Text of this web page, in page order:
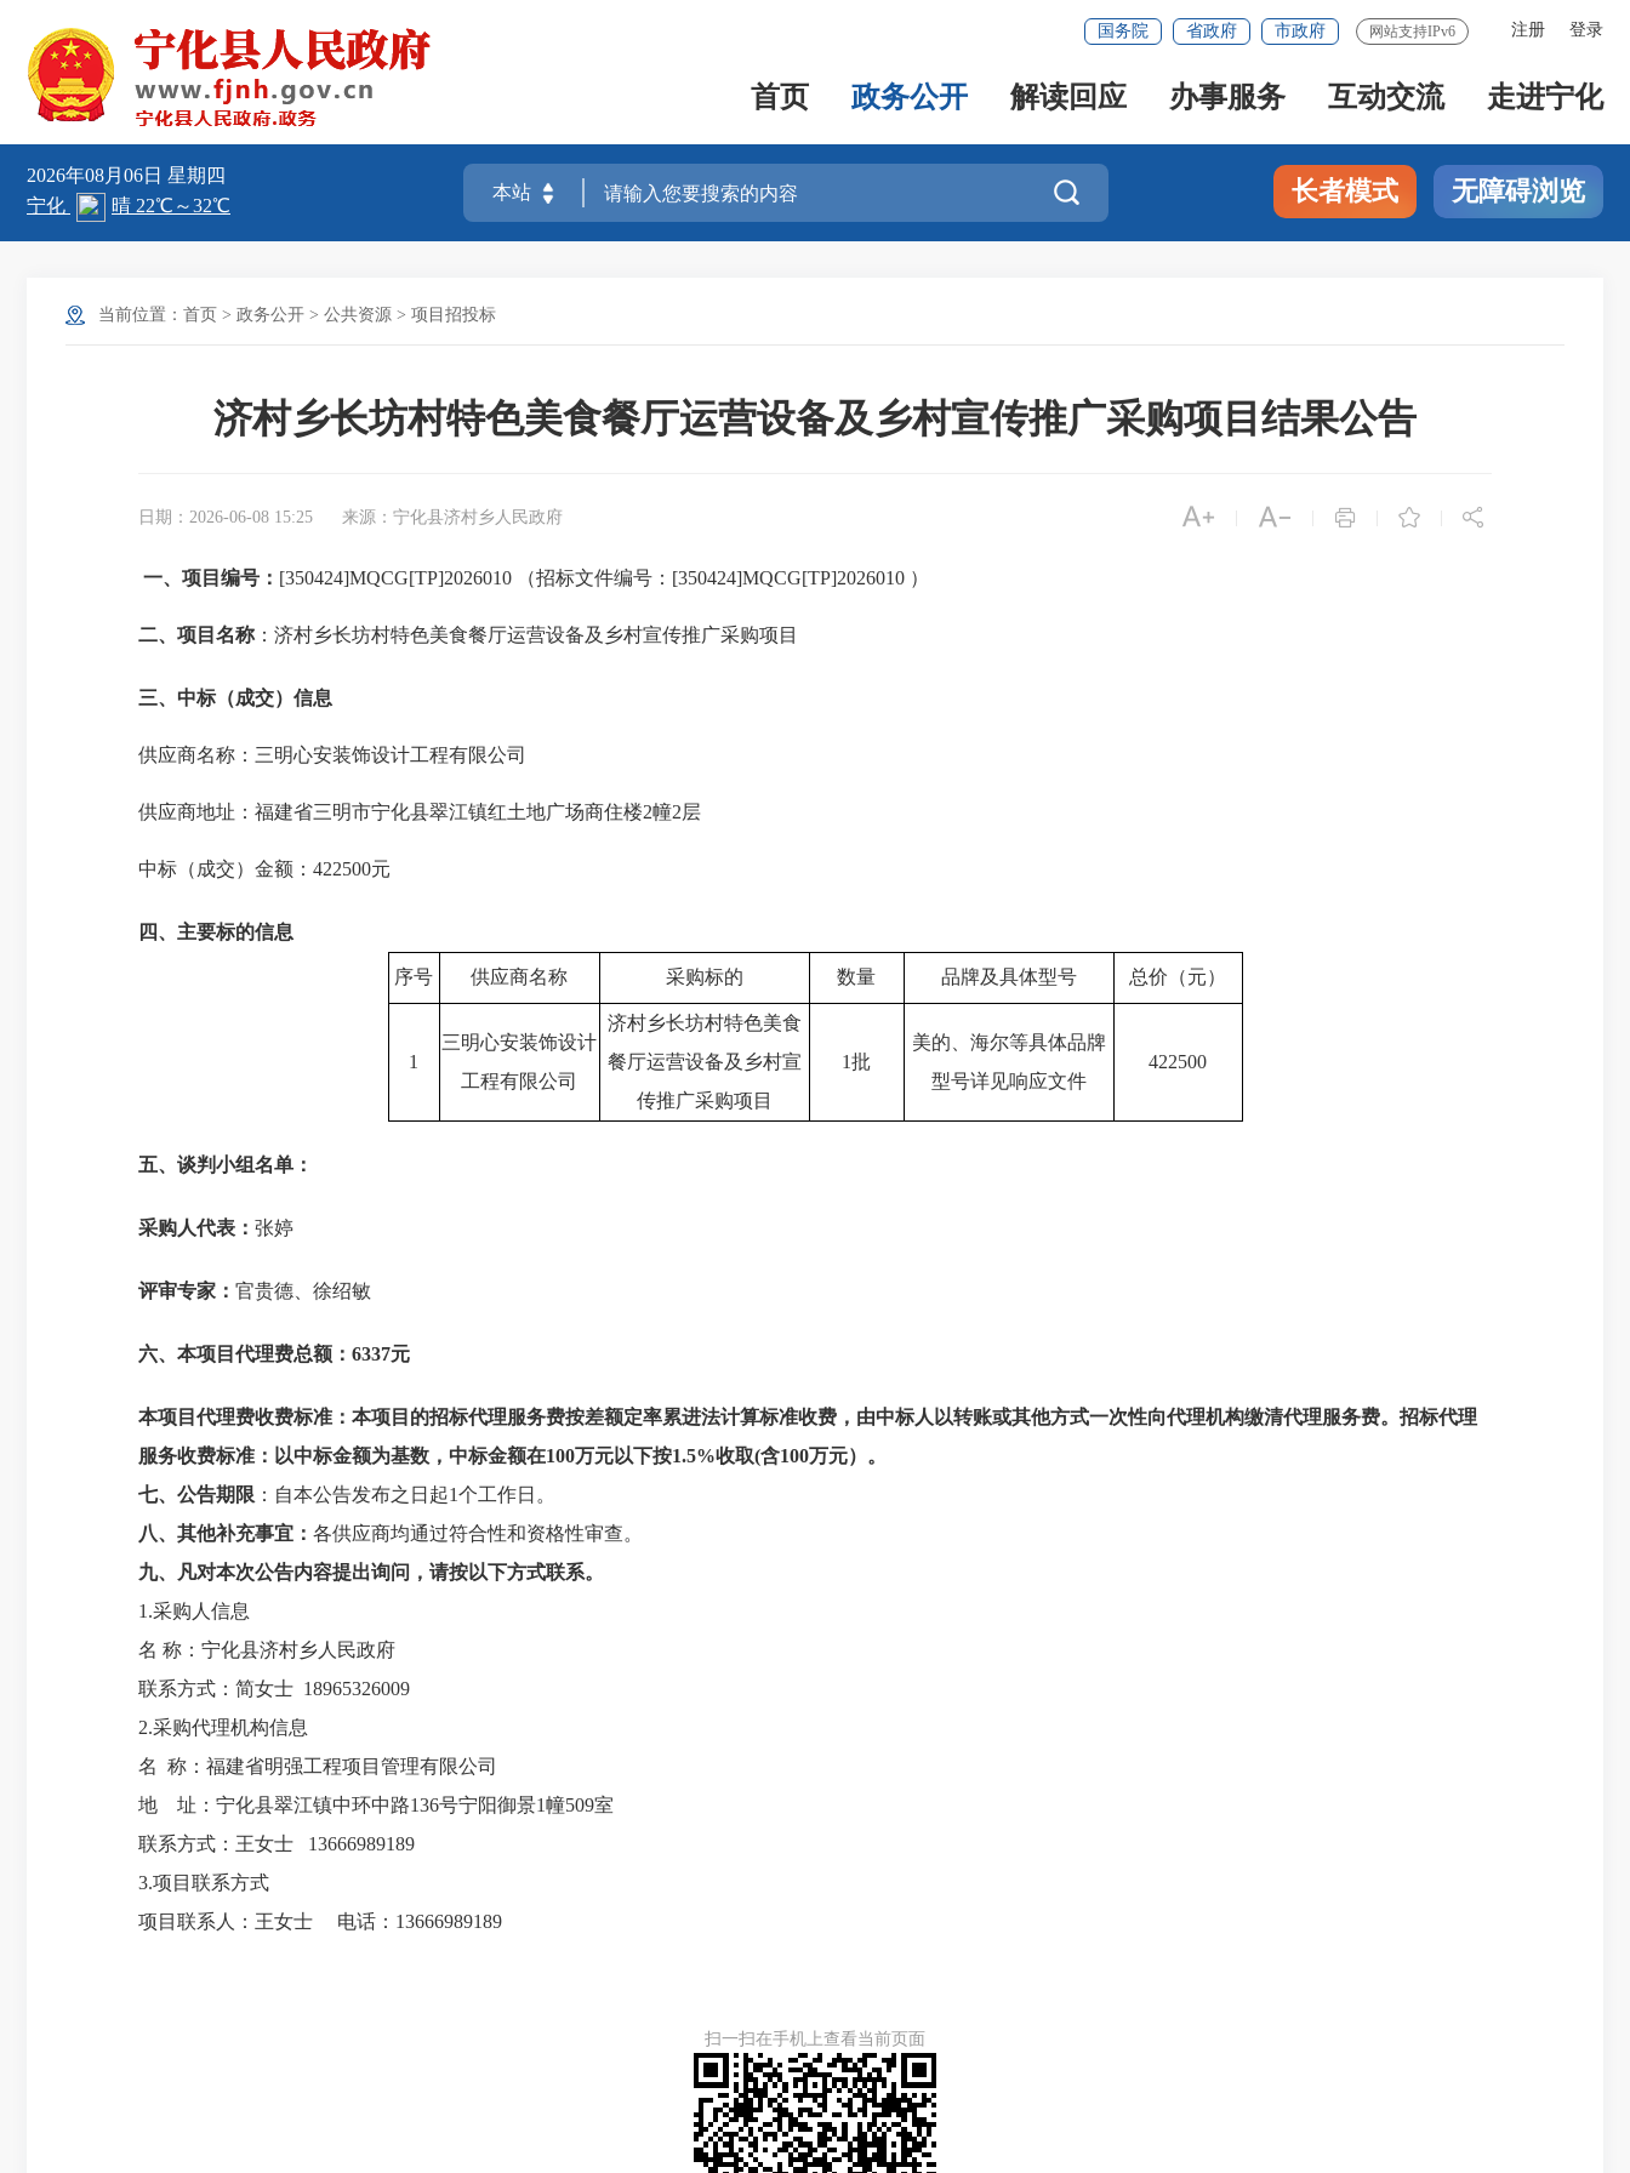
注册 登录
国务院 省政府 市政府 网站支持IPv6
首页 政务公开 解读回应 办事服务 互动交流 走进宁化
2026年08月06日 星期四
 长者模式 无障碍浏览
当前位置： 首页 > 政务公开 > 公共资源 > 项目招投标
济村乡长坊村特色美食餐厅运营设备及乡村宣传推广采购项目结果公告
日期：2026-06-08 15:25 来源：宁化县济村乡人民政府     
一、 项目编号 ： [350424]MQCG[TP]2026010 （招标文件编号 ： [350424]MQCG[TP]2026010 ）
二、 项目名称 ： 济村乡长坊村特色美食餐厅运营设备及乡村宣传推广采购项目
三、中标（成交）信息
供应商名称 ： 三明心安装饰设计工程有限公司
供应商地址：福建省三明市宁化县翠江镇红土地广场商住楼2幢2层
中标（ 成交）金额： 422500元
四、主要标的信息
序号 供应商名称 采购标的 数量 品牌及具体型号 总价（元）
1
三明心安装饰设计
工程有限公司
济村乡长坊村特色美食
餐厅运营设备及乡村宣
传推广采购项目
1批
美的、海尔等具体品牌
型号详见响应文件
422500
五、 谈判小组名单：
采购人代表： 张婷
评审专家： 官贵德、徐绍敏
六、 本项目代理费总额 ： 6337元
本项目代理费收费标准： 本项目的招标代理服务费按差额定率累进法计算标准收费，由中标人以转账或其他方式一次性向代理机构缴清代理服务费。招标代理
服务收费标准：以中标金额为基数，中标金额在100万元以下按1.5%收取(含100万元） 。
七、 公告期限 ：自本公告发布之日起1个工作日。
八、其他补充事宜 ： 各供应商均通过符合性和资格性审查。
九、凡对本次公告内容提出询问，请按以下方式联系。
1.采购人信息
名 称： 宁化县济村乡人民政府
联系方式： 简女士 18965326009
2.采购代理机构信息
名 称：福建省明强工程项目管理有限公司
地 址：宁化县翠江镇中环中路136号宁阳御景1幢509室
联系方式： 王女士 13666989189
3.项目联系方式
项目联系人： 王女士 电话： 13666989189
扫一扫在手机上查看当前页面